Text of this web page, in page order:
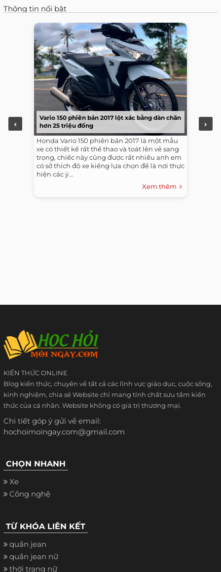
Thông tin nổi bật
Vario 150 phiên bản 2017 lột xác bằng dàn chân
hơn 25 triệu đồng
Honda Vario 150 phiên bản 2017 là một mẫu
xe có thiết kế rất thể thao và toát lên vẻ sang
trọng, chiếc này cũng được rất nhiều anh em
có sở thích độ xe kiểng lựa chọn để là nơi thực
hiện các ý...
Xem thêm
KIẾN THỨC ONLINE
Blog kiến thức, chuyên về tất cả các lĩnh vực giáo dục, cuộc sống,
kinh nghiệm, chia sẻ Website chỉ mang tính chất sưu tầm kiến
thức của cá nhân. Website không có giá trị thương mại.
Chi tiết góp ý gửi về email:
hochoimoingay.com@gmail.com
CHỌN NHANH
Xe
Công nghệ
TỪ KHÓA LIÊN KẾT
quần jean
quần jean nữ
thời trang nữ